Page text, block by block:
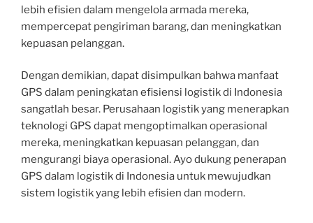
lebih efisien dalam mengelola armada mereka,
mempercepat pengiriman barang, dan meningkatkan
kepuasan pelanggan.
Dengan demikian, dapat disimpulkan bahwa manfaat
GPS dalam peningkatan efisiensi logistik di Indonesia
sangatlah besar. Perusahaan logistik yang menerapkan
teknologi GPS dapat mengoptimalkan operasional
mereka, meningkatkan kepuasan pelanggan, dan
mengurangi biaya operasional. Ayo dukung penerapan
GPS dalam logistik di Indonesia untuk mewujudkan
sistem logistik yang lebih efisien dan modern.